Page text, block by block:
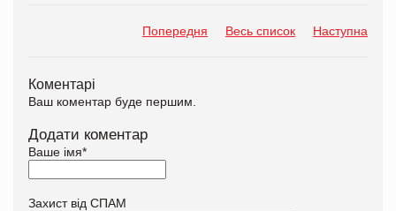
Попередня Весь список Наступна
Коментарі
Ваш коментар буде першим.
Додати коментар
Ваше імя*
Захист від СПАМ